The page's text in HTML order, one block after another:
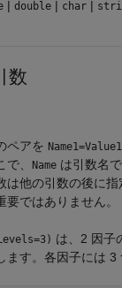
| double | char |
数
ペアを
、
Name は引数名で
は他の引数の後に
ではありません。
は、2 因子
ます。各因子には 3